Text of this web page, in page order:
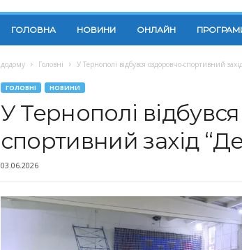
ГОЛОВНА НОВИНИ ОНЛАЙН
додому Головні У Тернополі відбувся оздоровчо-спортивний
ГОЛОВНІ НОВИНИ
У Тернополі
спортивний захід
03.06.2026